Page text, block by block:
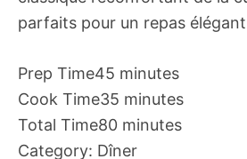
parfaits pour un repas
Prep Time45 minutes
Cook Time35 minutes
Total Time80 minutes
Category: Dîner